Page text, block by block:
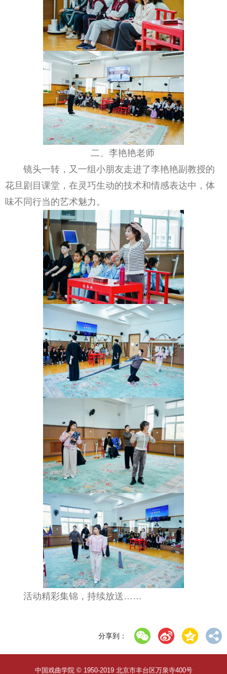
二、李艳艳老师
镜头一转，又一组小朋友走进了李艳艳副教授的
花旦剧目课堂，在灵巧生动的技术和情感表达中，体
味不同行当的艺术魅力。
活动精彩集锦，持续放送……
分享到：
中国戏曲学院 © 1950-2019 北京市丰台区万泉寺400号